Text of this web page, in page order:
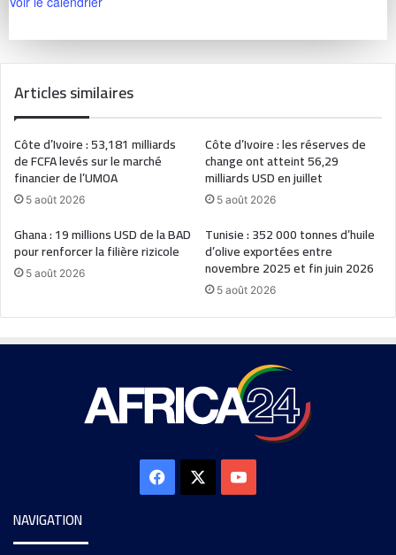
Articles similaires
Côte d’Ivoire : 53,181 milliards
de FCFA levés sur le marché
financier de l’UMOA
5 août 2026
Côte d’Ivoire : les réserves de
change ont atteint 56,29
milliards USD en juillet
5 août 2026
Ghana : 19 millions USD de la BAD
pour renforcer la filière rizicole
5 août 2026
Tunisie : 352 000 tonnes d’huile
d’olive exportées entre
novembre 2025 et fin juin 2026
5 août 2026
NAVIGATION